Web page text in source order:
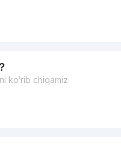
JZ STAR
ko‘rib chiqamiz